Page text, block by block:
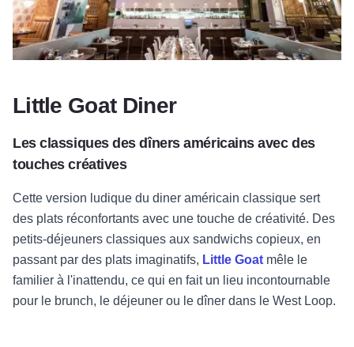
Little Goat Diner
Les classiques des dîners américains avec des
touches créatives
Cette version ludique du diner américain classique sert
des plats réconfortants avec une touche de créativité. Des
petits-déjeuners classiques aux sandwichs copieux, en
passant par des plats imaginatifs, Little Goat mêle le
familier à l'inattendu, ce qui en fait un lieu incontournable
pour le brunch, le déjeuner ou le dîner dans le West Loop.